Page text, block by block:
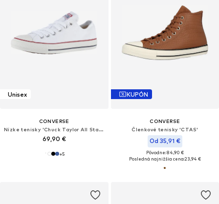
Unisex
CONVERSE
Nízke tenisky 'Chuck Taylor All Star Classic'
69,90 €
+5
KUPÓN
CONVERSE
Členkové tenisky 'CTAS'
Od 35,91 €
Pôvodne: 84,90 €
Posledná najnižšia cena:23,94 €